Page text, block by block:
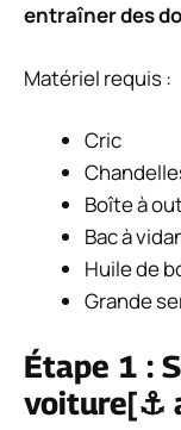
entraîner des
Matériel requis :
Cric
Boîte à
Bac à
Huile de
Grande
Étape 1 :
voiture[⚓